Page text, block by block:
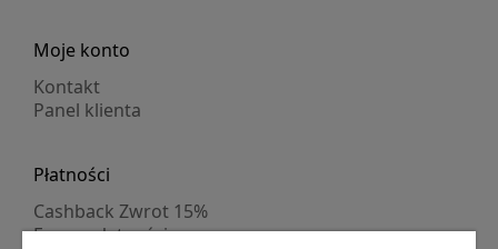
Moje konto
Kontakt
Panel klienta
Płatności
Cashback Zwrot 15%
Formy płatności